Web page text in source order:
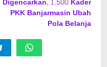
PKK Banjarmasin Ubah
Pola Belanja